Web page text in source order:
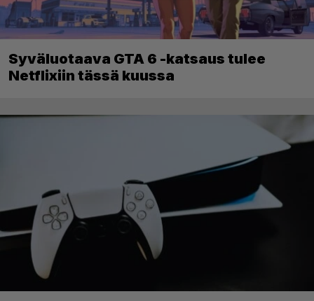
Syväluotaava GTA 6 -katsaus tulee
Netflixiin tässä kuussa